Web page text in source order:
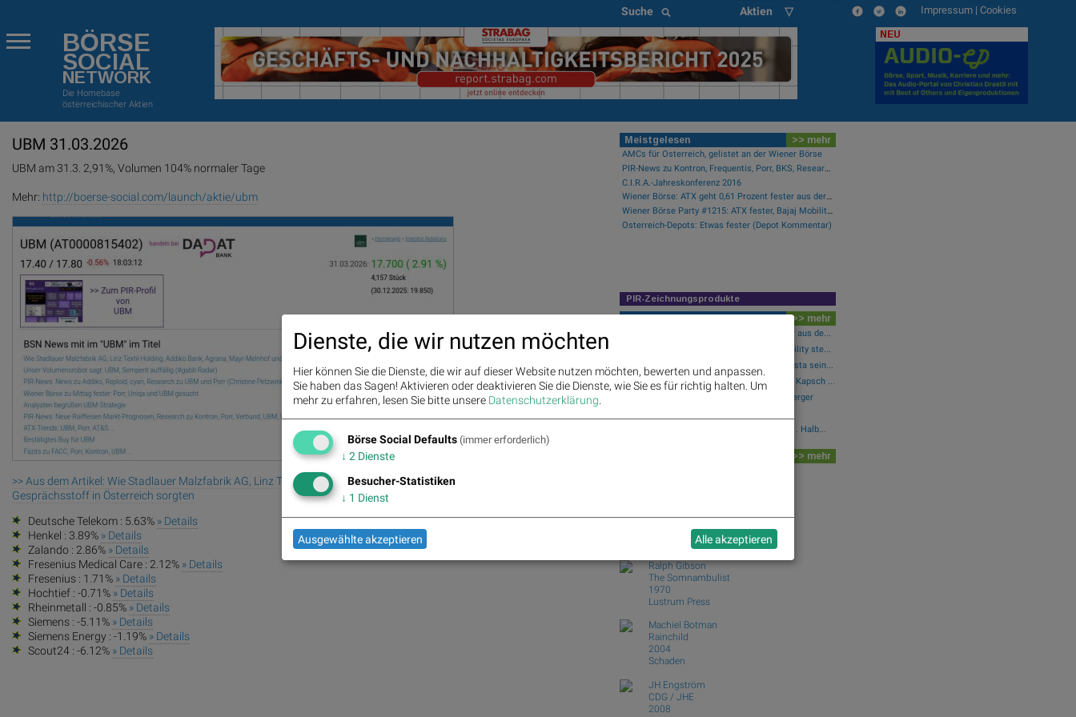
Suche Aktien ▽ Impressum | Cookies
BÖRSE
SOCIAL
NETWORK
Die Homebase
österreichischer Aktien
NEU
UBM 31.03.2026
UBM am 31.3. 2,91%, Volumen 104% normaler Tage
Mehr: http://boerse-social.com/launch/aktie/ubm
>> Aus dem Artikel: Wie Stadlauer Malzfabrik AG, Linz Textil Holding, Addiko Bank, Agrana, Mayr-Melnhof und UBM für
Gesprächsstoff in Österreich sorgten
Deutsche Telekom : 5.63% » Details
Henkel : 3.89% » Details
Zalando : 2.86% » Details
Fresenius Medical Care : 2.12% » Details
Fresenius : 1.71% » Details
Hochtief : -0.71% » Details
Rheinmetall : -0.85% » Details
Siemens : -5.11% » Details
Siemens Energy : -1.19% » Details
Scout24 : -6.12% » Details
Meistgelesen >> mehr
AMCs für Österreich, gelistet an der Wiener Börse
PIR-News zu Kontron, Frequentis, Porr, BKS, Research zu Erste Group, Verbund (Christine Petzwinkler)
C.I.R.A.-Jahreskonferenz 2016
Wiener Börse: ATX geht 0,61 Prozent fester aus der Donnerstag-Sitzung
Wiener Börse Party #1215: ATX fester, Bajaj Mobility Aktie der Stunde, offene Fragen bei Fitgroup
Österreich-Depots: Etwas fester (Depot Kommentar)
PIR-Zeichnungsprodukte
Newsflow >> mehr
Wiener Börse: ATX geht 0,61 Prozent fester aus de...
Wiener Börse Nebenwerte-Blick: Bajaj Mobility ste...
Zehn Vokabeln für ein Börsen-Debüt: Wie Asta sein...
Wie Bajaj Mobility AG, Marinomed Biotech, Kapsch ...
Wie VIG, AT&S, Lenzing, CA Immo, Wienerberger
Analysten zu Kontron: "Solides operatives 1. Halb...
>> mehr
USSR 1991
Little Big Man
Ralph Gibson
The Somnambulist
1970
Lustrum Press
Machiel Botman
Rainchild
2004
Schaden
JH Engström
CDG / JHE
2008
Dienste, die wir nutzen möchten
Hier können Sie die Dienste, die wir auf dieser Website nutzen möchten, bewerten und anpassen.
Sie haben das Sagen! Aktivieren oder deaktivieren Sie die Dienste, wie Sie es für richtig halten. Um
mehr zu erfahren, lesen Sie bitte unsere Datenschutzerklärung.
Börse Social Defaults (immer erforderlich)
↓ 2 Dienste
Besucher-Statistiken
↓ 1 Dienst
Ausgewählte akzeptieren Alle akzeptieren